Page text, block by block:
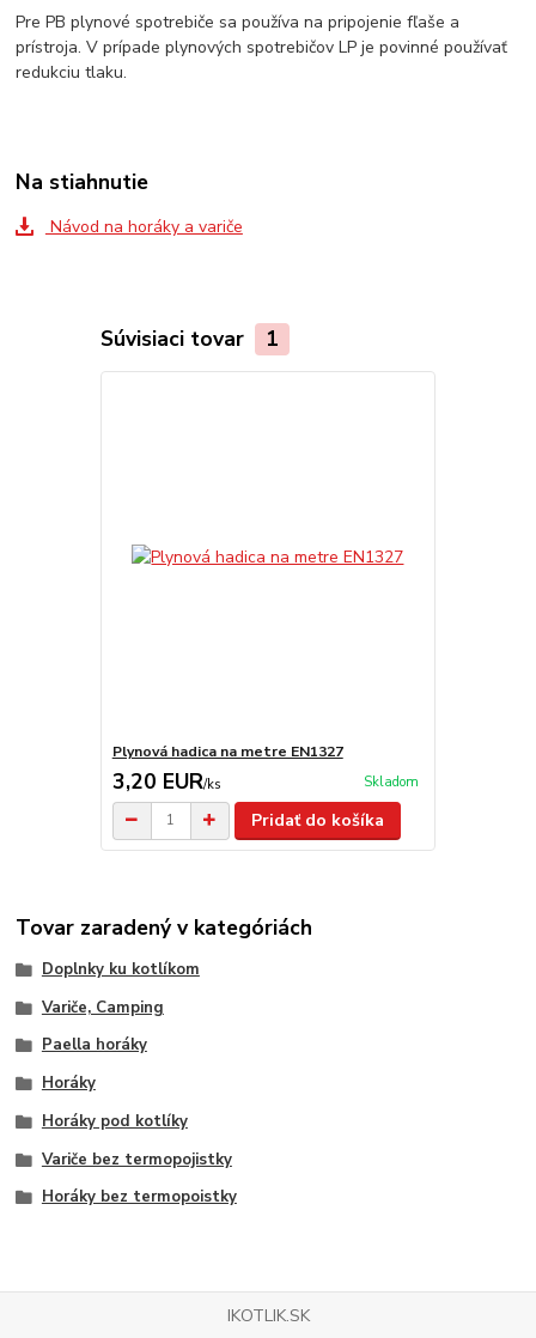
Pre PB plynové spotrebiče sa používa na pripojenie fľaše a
prístroja. V prípade plynových spotrebičov LP je povinné používať
redukciu tlaku.
Na stiahnutie
Návod na horáky a variče
Súvisiaci tovar 1
Plynová hadica na metre EN1327
3,20 EUR/ks Skladom
Pridať do košíka
Tovar zaradený v kategóriách
Doplnky ku kotlíkom
Variče, Camping
Paella horáky
Horáky
Horáky pod kotlíky
Variče bez termopojistky
Horáky bez termopoistky
IKOTLIK.SK